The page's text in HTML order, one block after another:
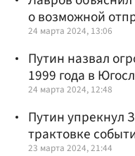
о возможной
24 марта 2024, 13:06
Путин назвал
1999 года в
24 марта 2024, 12:48
Путин упрекнул
трактовке
23 марта 2024, 21:44